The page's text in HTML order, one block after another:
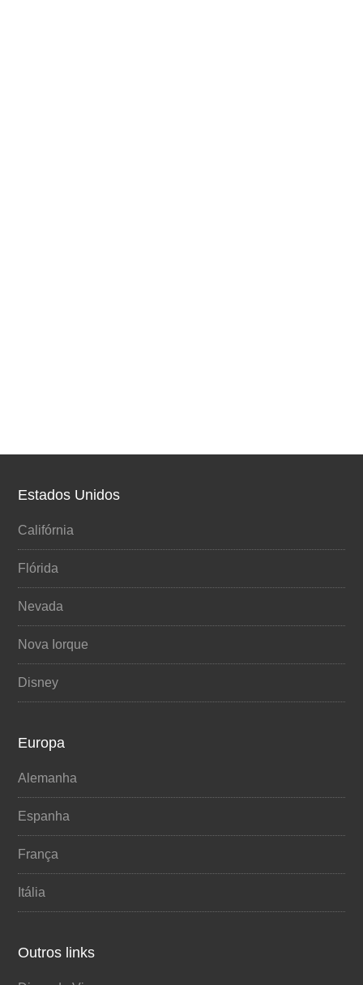
Estados Unidos
Califórnia
Flórida
Nevada
Nova Iorque
Disney
Europa
Alemanha
Espanha
França
Itália
Outros links